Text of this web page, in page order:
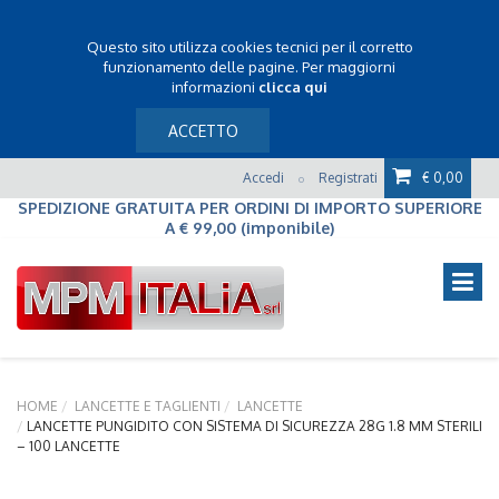
Questo sito utilizza cookies tecnici per il corretto
funzionamento delle pagine. Per maggiorni
informazioni clicca qui
ACCETTO
Accedi o Registrati € 0,00
SPEDIZIONE GRATUITA PER ORDINI DI IMPORTO SUPERIORE
A € 99,00 (imponibile)
HOME LANCETTE E TAGLIENTI
LANCETTE
LANCETTE PUNGIDITO CON SISTEMA DI SICUREZZA 28G 1.8 MM STERILI
– 100 LANCETTE